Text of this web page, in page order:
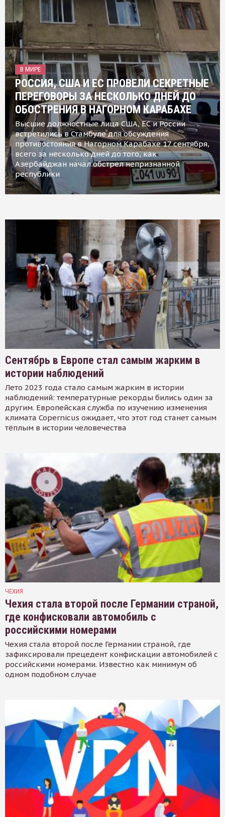
В МИРЕ
РОССИЯ, США И ЕС ПРОВЕЛИ СЕКРЕТНЫЕ
ПЕРЕГОВОРЫ ЗА НЕСКОЛЬКО ДНЕЙ ДО
ОБОСТРЕНИЯ В НАГОРНОМ КАРАБАХЕ
Высшие должностные лица США, ЕС и России
встретились в Стамбуле для обсуждения
противостояния в Нагорном Карабахе 17 сентября,
всего за несколько дней до того, как
Азербайджан начал обстрел непризнанной
республики
Сентябрь в Европе стал самым жарким в
истории наблюдений
Лето 2023 года стало самым жарким в истории
наблюдений: температурные рекорды бились один за
другим. Европейская служба по изучению изменения
климата Copernicus ожидает, что этот год станет самым
тёплым в истории человечества
ЧЕХИЯ
Чехия стала второй после Германии страной,
где конфисковали автомобиль с
российскими номерами
Чехия стала второй после Германии страной, где
зафиксировали прецедент конфискации автомобилей с
российскими номерами. Известно как минимум об
одном подобном случае